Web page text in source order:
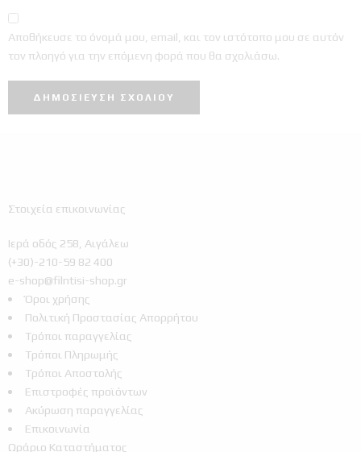
Αποθήκευσε το όνομά μου, email, και τον ιστότοπο μου σε αυτόν
τον πλοηγό για την επόμενη φορά που θα σχολιάσω.
Στοιχεία επικοινωνίας
Ιερά οδός 258, Αιγάλεω
(+30)-210-59 82 400
e-shop@filntisi-shop.gr
Όροι χρήσης
Πολιτική Προστασίας Απορρήτου
Τρόποι παραγγελίας
Τρόποι Πληρωμής
Τρόποι Αποστολής
Επιστροφές προϊόντων
Ακύρωση παραγγελίας
Επικοινωνία
Ωράριο Καταστήματος